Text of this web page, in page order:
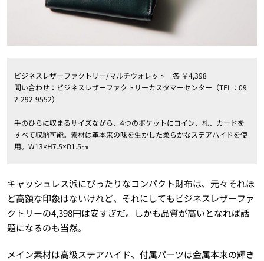
ビジネスレザーファクトリー/マルチウォレット 各 ￥4,398
問い合わせ：ビジネスレザーファクトリーカスタマーセンター（TEL ： 09
2-292-9552）
手のひらに収まるサイズながら、 4つのポケットにコイン、札、カードを
すべて収納可能。素材は革本来の味を生かした柔らかなステアハイドを使
用。 W13×H7.5×D1.5㎝
キャッシュレス派にぴったりなコンパクト財布は、元々それほ
ど高額な印象はないけれど、それにしてもビジネスレザーファ
クトリーの4,398円は安すぎだ。しかも品質が高いとなれば話
題になるのも当然。
メイン素材は高級ステアハイド、付属パーツは金属本来の輝き